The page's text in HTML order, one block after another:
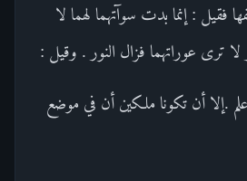
: إنما بدت سوآتهما لهما لا
لا ترى عوراتهما فزال النور . وقيل :
.إلا أن تكونا ملكين أن في موضع